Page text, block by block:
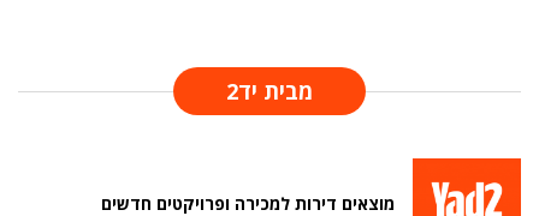
מבית יד2
מוצאים דירות למכירה ופרויקטים חדשים